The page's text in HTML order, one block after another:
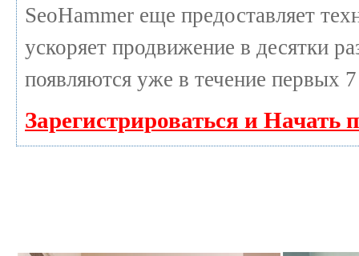
SeoHammer еще предоставляет
ускоряет продвижение в десятки
появляются уже в течение первых
Зарегистрироваться и Начать